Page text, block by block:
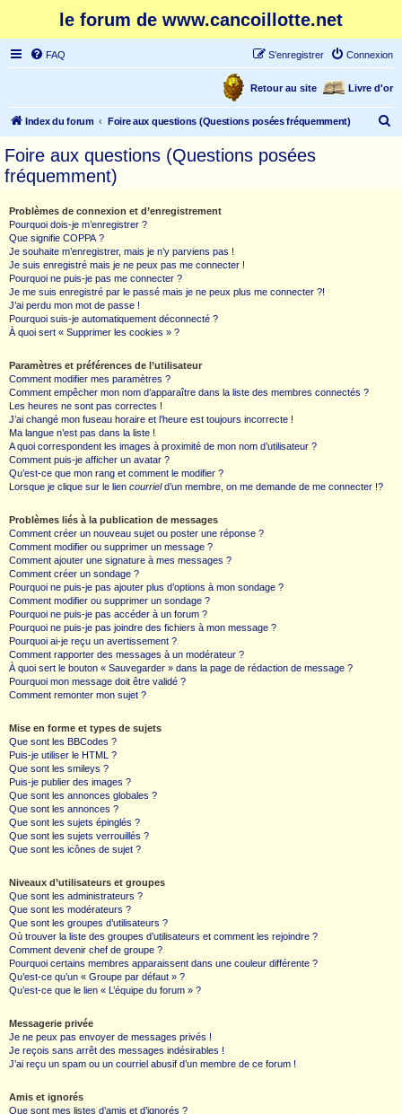
le forum de www.cancoillotte.net
FAQ Connexion
S’enregistrer
Livre d'or
Retour au site
Index du forum Foire aux questions (Questions posées fréquemment)
Foire aux questions (Questions posées
fréquemment)
Problèmes de connexion et d’enregistrement
Pourquoi dois-je m’enregistrer ?
Que signifie COPPA ?
Je souhaite m’enregistrer, mais je n’y parviens pas !
Je suis enregistré mais je ne peux pas me connecter !
Pourquoi ne puis-je pas me connecter ?
Je me suis enregistré par le passé mais je ne peux plus me connecter ?!
J’ai perdu mon mot de passe !
Pourquoi suis-je automatiquement déconnecté ?
À quoi sert « Supprimer les cookies » ?
Paramètres et préférences de l’utilisateur
Comment modifier mes paramètres ?
Comment empêcher mon nom d’apparaître dans la liste des membres connectés ?
Les heures ne sont pas correctes !
J’ai changé mon fuseau horaire et l’heure est toujours incorrecte !
Ma langue n’est pas dans la liste !
A quoi correspondent les images à proximité de mon nom d’utilisateur ?
Comment puis-je afficher un avatar ?
Qu’est-ce que mon rang et comment le modifier ?
Lorsque je clique sur le lien courrield’un membre, on me demande de me connecter !?
Problèmes liés à la publication de messages
Comment créer un nouveau sujet ou poster une réponse ?
Comment modifier ou supprimer un message ?
Comment ajouter une signature à mes messages ?
Comment créer un sondage ?
Pourquoi ne puis-je pas ajouter plus d’options à mon sondage ?
Comment modifier ou supprimer un sondage ?
Pourquoi ne puis-je pas accéder à un forum ?
Pourquoi ne puis-je pas joindre des fichiers à mon message ?
Pourquoi ai-je reçu un avertissement ?
Comment rapporter des messages à un modérateur ?
À quoi sert le bouton « Sauvegarder » dans la page de rédaction de message ?
Pourquoi mon message doit être validé ?
Comment remonter mon sujet ?
Mise en forme et types de sujets
Que sont les BBCodes ?
Puis-je utiliser le HTML ?
Que sont les smileys ?
Puis-je publier des images ?
Que sont les annonces globales ?
Que sont les annonces ?
Que sont les sujets épinglés ?
Que sont les sujets verrouillés ?
Que sont les icônes de sujet ?
Niveaux d’utilisateurs et groupes
Que sont les administrateurs ?
Que sont les modérateurs ?
Que sont les groupes d’utilisateurs ?
Où trouver la liste des groupes d’utilisateurs et comment les rejoindre ?
Comment devenir chef de groupe ?
Pourquoi certains membres apparaissent dans une couleur différente ?
Qu’est-ce qu’un « Groupe par défaut » ?
Qu’est-ce que le lien « L’équipe du forum » ?
Messagerie privée
Je ne peux pas envoyer de messages privés !
Je reçois sans arrêt des messages indésirables !
J’ai reçu un spam ou un courriel abusif d’un membre de ce forum !
Amis et ignorés
Que sont mes listes d’amis et d’ignorés ?